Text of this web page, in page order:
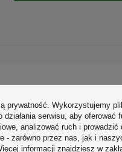
prywatność. Wykorzystujemy
działania serwisu, aby oferować
analizować ruch i prowadzić
- zarówno przez nas, jak i
informacji znajdziesz w